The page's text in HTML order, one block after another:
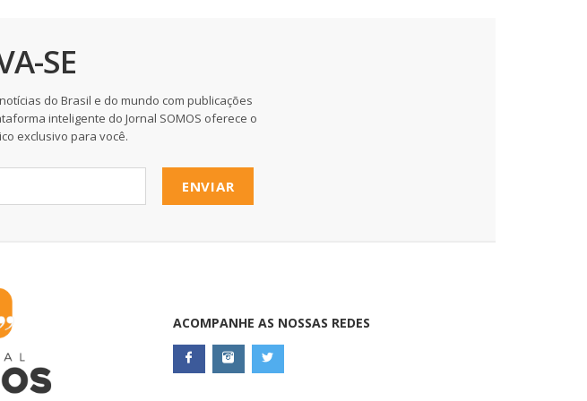
SE
do Brasil e do mundo com publicações
inteligente do Jornal SOMOS oferece o
exclusivo para você.
ENVIAR
ACOMPANHE AS NOSSAS REDES